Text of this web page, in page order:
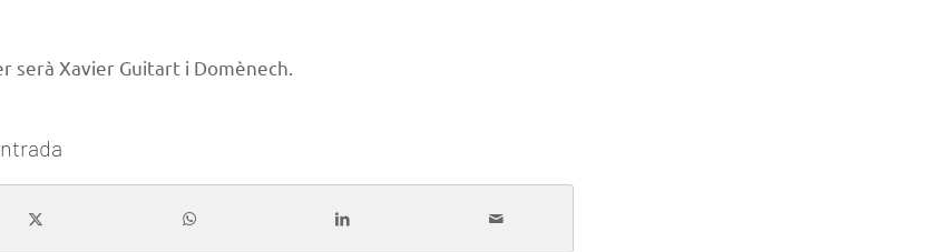
serà Xavier Guitart i Domènech.